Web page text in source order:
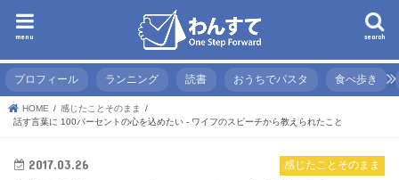
search
menu
プロフィール ランニング 読書 おうちでパスタ 食べ歩き
HOME
感じたことそのまま
話す言葉に 100パーセントの心を込めたい - ワイフのスピーチから教えられたこと
感じたことそのまま
2017.03.26